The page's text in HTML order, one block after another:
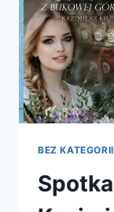
BEZ KATEGORII